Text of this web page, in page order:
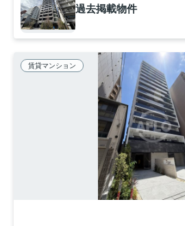
過去掲載物件
賃貸マンション